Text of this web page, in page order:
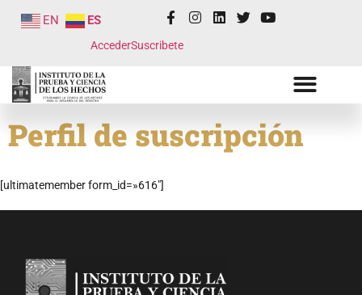
EN ES
AccederSuscribete
Perfil de suscripción
[ultimatemember form_id=»616″]